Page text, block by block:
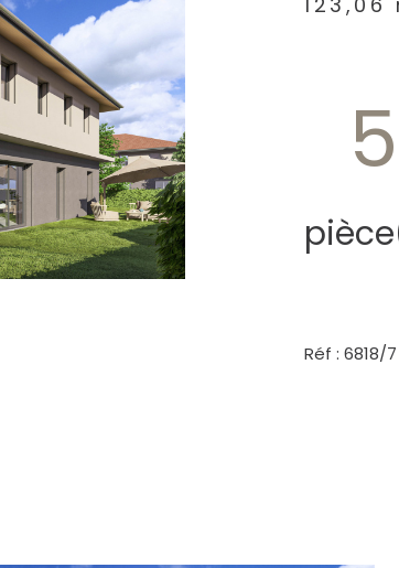
5
Réf : 6818/7